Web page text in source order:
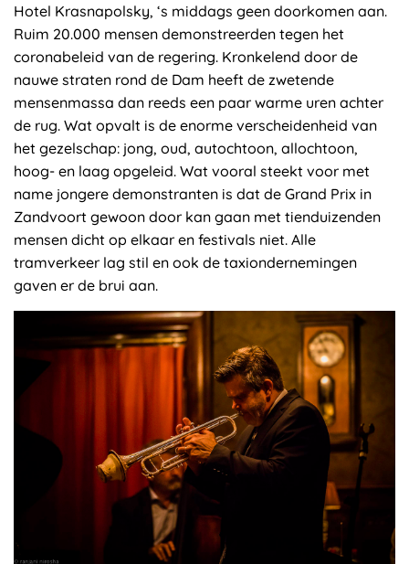
Hotel Krasnapolsky, ‘s middags geen doorkomen aan.
Ruim 20.000 mensen demonstreerden tegen het
coronabeleid van de regering. Kronkelend door de
nauwe straten rond de Dam heeft de zwetende
mensenmassa dan reeds een paar warme uren achter
de rug. Wat opvalt is de enorme verscheidenheid van
het gezelschap: jong, oud, autochtoon, allochtoon,
hoog- en laag opgeleid. Wat vooral steekt voor met
name jongere demonstranten is dat de Grand Prix in
Zandvoort gewoon door kan gaan met tienduizenden
mensen dicht op elkaar en festivals niet. Alle
tramverkeer lag stil en ook de taxiondernemingen
gaven er de brui aan.